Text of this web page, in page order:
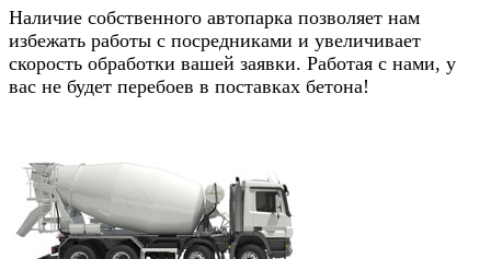
Наличие собственного автопарка позволяет нам
избежать работы с посредниками и увеличивает
скорость обработки вашей заявки. Работая с нами, у
вас не будет перебоев в поставках бетона!